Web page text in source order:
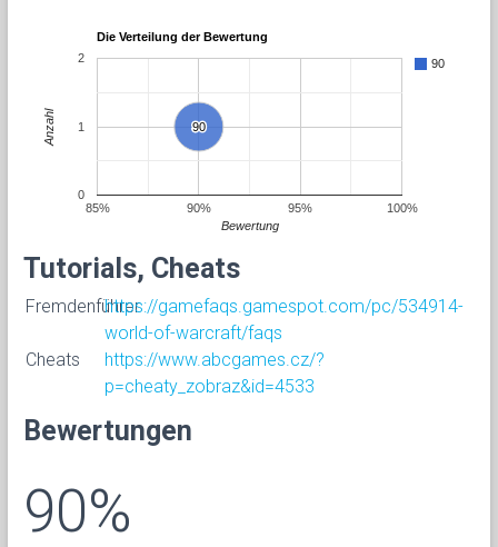
Die Verteilung der Bewertung
90
90
90
85% 90% 95% 100%
0
1
2
Bewertung
Anzahl
Tutorials, Cheats
Fremdenführerhttps://gamefaqs.gamespot.com/pc/534914-
world-of-warcraft/faqs
Cheats
https://www.abcgames.cz/?
p=cheaty_zobraz&id=4533
Bewertungen
90%